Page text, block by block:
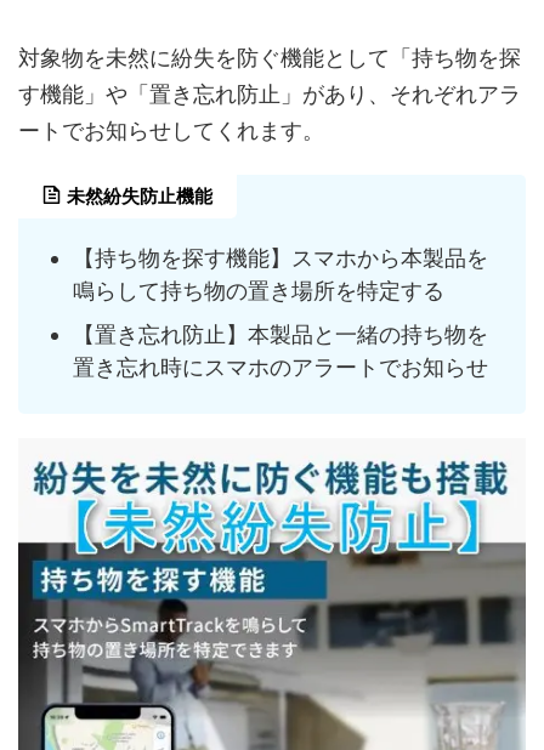
対象物を未然に紛失を防ぐ機能として「持ち物を探
す機能」や「置き忘れ防止」があり、それぞれアラ
ートでお知らせしてくれます。
未然紛失防止機能
【持ち物を探す機能】スマホから本製品を
鳴らして持ち物の置き場所を特定する
【置き忘れ防止】本製品と一緒の持ち物を
置き忘れ時にスマホのアラートでお知らせ